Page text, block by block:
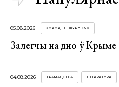
05.08.2026 «МАМА, НЕ ЖУРЫСЯ!»
Залегчы на дно ў Крыме
04.08.2026 ГРАМАДСТВА ЛІТАРАТУРА